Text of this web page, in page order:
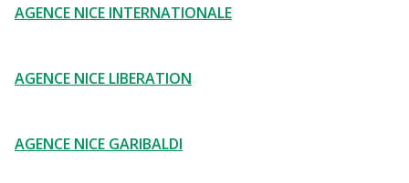
AGENCE NICE INTERNATIONALE
AGENCE NICE LIBERATION
AGENCE NICE GARIBALDI